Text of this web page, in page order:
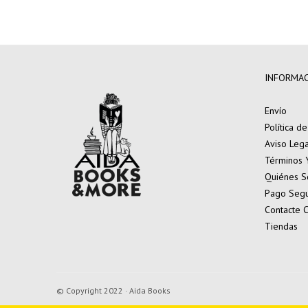
Envío
Política
Aviso
Términos
Quiénes
Pago
Contacte
Tiendas
© Copyright 2022 · Aida Books